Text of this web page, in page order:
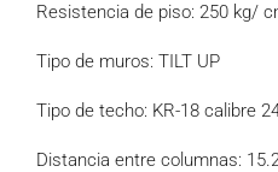
Resistencia de piso: 250 kg/
Tipo de muros: TILT UP
Tipo de techo: KR-18 calibre
Distancia entre columnas: